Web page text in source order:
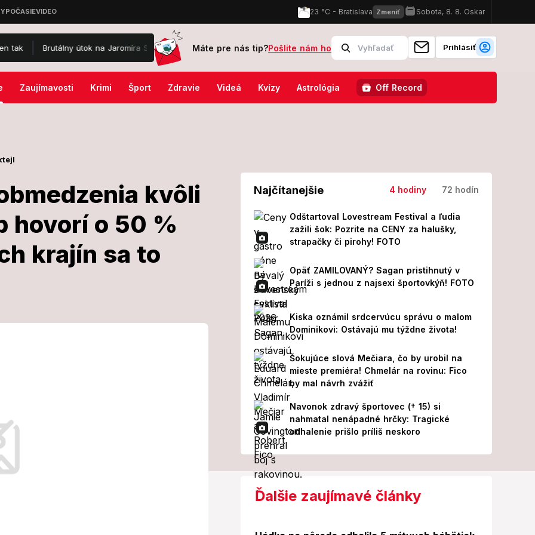
útok na Jaromíra Soukupa: Skončil v nemocnici a je po operácii! Z jeho prvých slov MRAZÍ Odštartoval Lovestream Festival a
Máte pre nás tip?Pošlite nám ho Prihlásiť
Zaujímavosti Krimi Šport Zdravie Videá Kvízy Astrológia Off Record
kvôli
hovorí o 50 %
krajín sa to
Iránu:
o 50 %
Najčítanejšie 4 hodiny 72 hodín
Odštartoval Lovestream Festival a ľudia
zažili šok: Pozrite na CENY za halušky,
strapačky či pirohy! FOTO
Opäť ZAMILOVANÝ? Sagan pristihnutý v
Paríži s jednou z najsexi športovkýň! FOTO
Kiska oznámil srdcervúcu správu o malom
Dominikovi: Ostávajú mu týždne života!
Šokujúce slová Mečiara, čo by urobil na
mieste premiéra! Chmelár na rovinu: Fico
by mal návrh zvážiť
Navonok zdravý športovec († 15) si
nahmatal nenápadné hrčky: Tragické
odhalenie prišlo príliš neskoro
Ďalšie zaujímavé články